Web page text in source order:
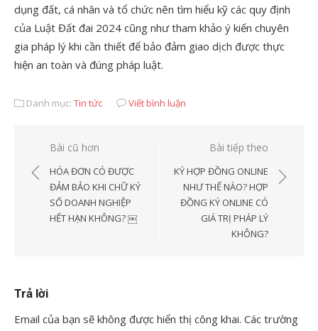
dụng đất, cá nhân và tổ chức nên tìm hiểu kỹ các quy định
của Luật Đất đai 2024 cũng như tham khảo ý kiến chuyên
gia pháp lý khi cần thiết để bảo đảm giao dịch được thực
hiện an toàn và đúng pháp luật.
Danh mục: Tin tức Viết bình luận
Điều
hướng
viết
Bài cũ hơn
HÓA ĐƠN CÓ ĐƯỢC
ĐẢM BẢO KHI CHỮ KÝ
SỐ DOANH NGHIỆP
HẾT HẠN KHÔNG? ￼
Bài tiếp theo
KÝ HỢP ĐỒNG ONLINE
NHƯ THẾ NÀO? HỢP
ĐỒNG KÝ ONLINE CÓ
GIÁ TRỊ PHÁP LÝ
KHÔNG?
Trả lời
Email của bạn sẽ không được hiển thị công khai. Các trường